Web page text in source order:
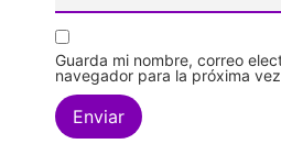
Guarda mi nombre, correo
navegador para la próxima